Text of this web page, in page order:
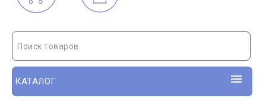
Поиск товаров
КАТАЛОГ